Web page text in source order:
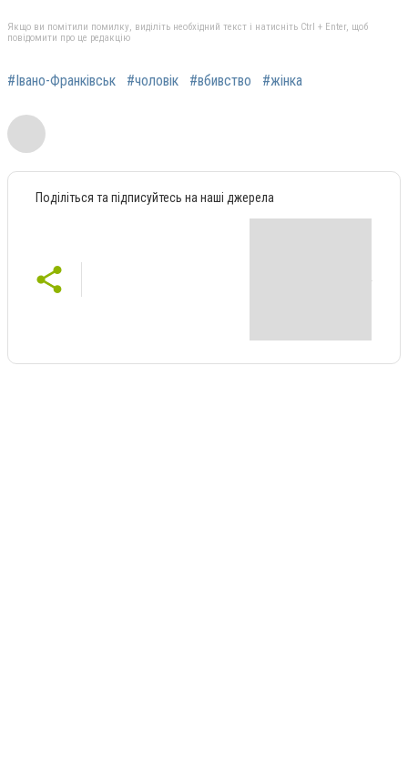
Якщо ви помітили помилку, виділіть необхідний текст і натисніть Ctrl + Enter, щоб
повідомити про це редакцію
#Івано-Франківськ #чоловік #вбивство #жінка
Поділіться та підписуйтесь на наші джерела